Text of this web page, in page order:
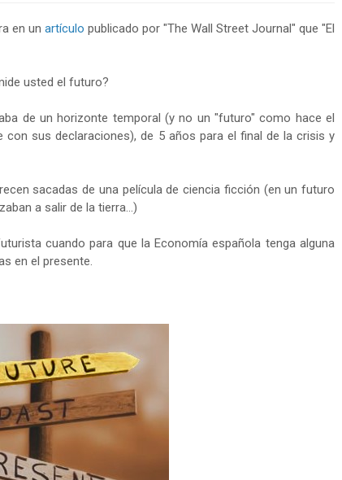
en un artículo publicado por "The Wall Street Journal" que "El
usted el futuro?
de un horizonte temporal (y no un "futuro" como hace el
sus declaraciones), de 5 años para el final de la crisis y
sacadas de una película de ciencia ficción (en un futuro
a salir de la tierra...)
cuando para que la Economía española tenga alguna
en el presente.